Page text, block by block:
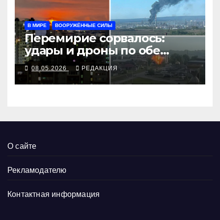
В МИРЕ ВООРУЖЁННЫЕ СИЛЫ
Перемирие сорвалось:
удары и дроны по обе
стороны
08.05.2026 РЕДАКЦИЯ
О сайте
Рекламодателю
Контактная информация